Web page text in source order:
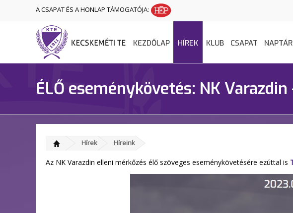
A CSAPAT ÉS A HONLAP TÁMOGATÓJA:
KEZDŐLAP HÍREK KLUB CSAPAT NAPTÁR
ÉLŐ eseménykövetés: NK
Hírek Híreink
Az NK Varazdin elleni mérkőzés élő szöveges eseménykövetésére ezúttal is